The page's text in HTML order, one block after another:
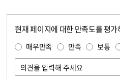
현재 페이지에 대한 만족도를 평
매우만족 만족 보통